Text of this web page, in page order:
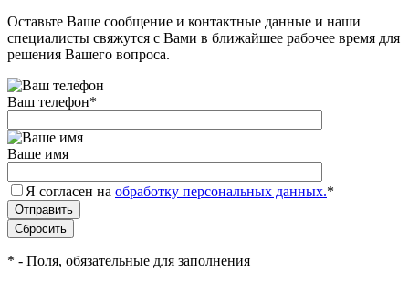
Оставьте Ваше сообщение и контактные данные и наши
специалисты свяжутся с Вами в ближайшее рабочее время для
решения Вашего вопроса.
Ваш телефон*
Ваше имя
Я согласен на обработку персональных данных.*
* - Поля, обязательные для заполнения